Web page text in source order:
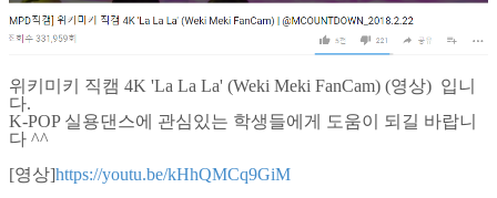
위키미키 직캠 4K 'La La La' (Weki Meki FanCam) (영상) 입니
다.
K-POP 실용댄스에 관심있는 학생들에게 도움이 되길 바랍니
다 ^^
[영상]https://youtu.be/kHhQMCq9GiM